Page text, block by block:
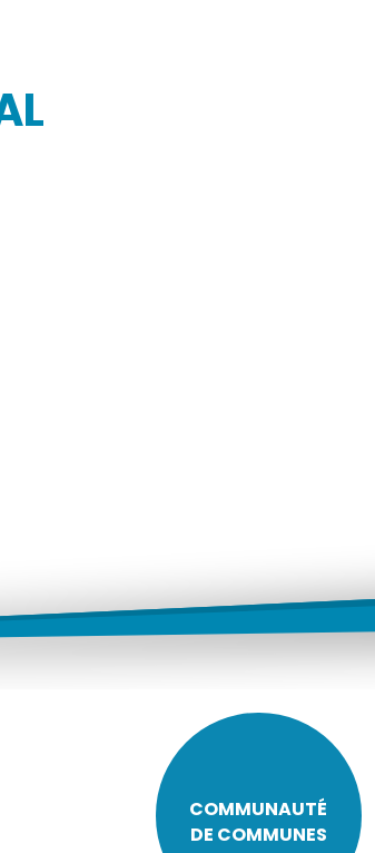
COMMUNAUTÉ
DE COMMUNES